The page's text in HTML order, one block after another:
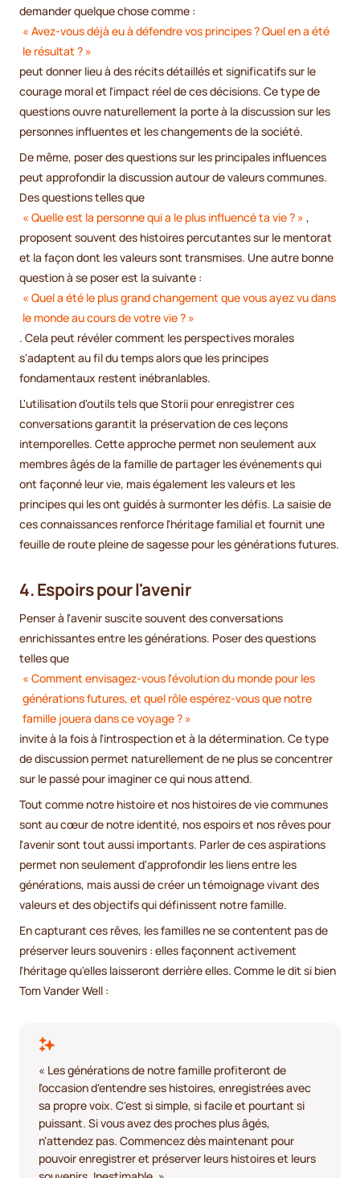
demander quelque chose comme :
« Avez-vous déjà eu à défendre vos principes ? Quel en a été
le résultat ? »
peut donner lieu à des récits détaillés et significatifs sur le
courage moral et l'impact réel de ces décisions. Ce type de
questions ouvre naturellement la porte à la discussion sur les
personnes influentes et les changements de la société.
De même, poser des questions sur les principales influences
peut approfondir la discussion autour de valeurs communes.
Des questions telles que
« Quelle est la personne qui a le plus influencé ta vie ? » ,
proposent souvent des histoires percutantes sur le mentorat
et la façon dont les valeurs sont transmises. Une autre bonne
question à se poser est la suivante :
« Quel a été le plus grand changement que vous ayez vu dans
le monde au cours de votre vie ? »
. Cela peut révéler comment les perspectives morales
s'adaptent au fil du temps alors que les principes
fondamentaux restent inébranlables.
L'utilisation d'outils tels que Storii pour enregistrer ces
conversations garantit la préservation de ces leçons
intemporelles. Cette approche permet non seulement aux
membres âgés de la famille de partager les événements qui
ont façonné leur vie, mais également les valeurs et les
principes qui les ont guidés à surmonter les défis. La saisie de
ces connaissances renforce l'héritage familial et fournit une
feuille de route pleine de sagesse pour les générations futures.
4. Espoirs pour l'avenir
Penser à l'avenir suscite souvent des conversations
enrichissantes entre les générations. Poser des questions
telles que
« Comment envisagez-vous l'évolution du monde pour les
générations futures, et quel rôle espérez-vous que notre
famille jouera dans ce voyage ? »
invite à la fois à l'introspection et à la détermination. Ce type
de discussion permet naturellement de ne plus se concentrer
sur le passé pour imaginer ce qui nous attend.
Tout comme notre histoire et nos histoires de vie communes
sont au cœur de notre identité, nos espoirs et nos rêves pour
l'avenir sont tout aussi importants. Parler de ces aspirations
permet non seulement d'approfondir les liens entre les
générations, mais aussi de créer un témoignage vivant des
valeurs et des objectifs qui définissent notre famille.
En capturant ces rêves, les familles ne se contentent pas de
préserver leurs souvenirs : elles façonnent activement
l'héritage qu'elles laisseront derrière elles. Comme le dit si bien
Tom Vander Well :
« Les générations de notre famille profiteront de
l'occasion d'entendre ses histoires, enregistrées avec
sa propre voix. C'est si simple, si facile et pourtant si
puissant. Si vous avez des proches plus âgés,
n'attendez pas. Commencez dès maintenant pour
pouvoir enregistrer et préserver leurs histoires et leurs